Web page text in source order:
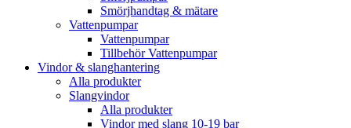
Smörjhandtag & mätare
Vattenpumpar
Vattenpumpar
Tillbehör Vattenpumpar
Vindor & slanghantering
Alla produkter
Slangvindor
Alla produkter
Vindor med slang 10-19 bar